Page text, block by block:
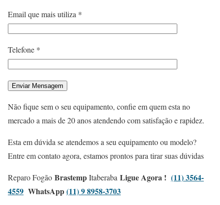
Email que mais utiliza *
Telefone *
Não fique sem o seu equipamento, confie em quem esta no
mercado a mais de 20 anos atendendo com satisfação e rapidez.
Esta em dúvida se atendemos a seu equipamento ou modelo?
Entre em contato agora, estamos prontos para tirar suas dúvidas
Reparo Fogão BrastempItaberaba Ligue Agora ! (11) 3564-
4559 WhatsApp(11) 9 8958-3703